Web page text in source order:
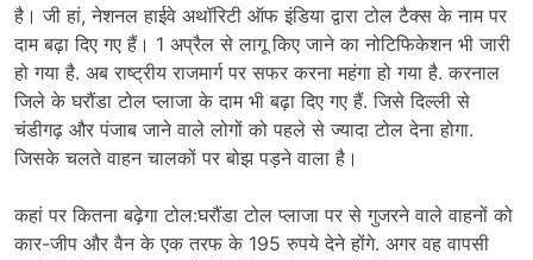
है। जी हां, नेशनल हाईवे अथॉरिटी ऑफ इंडिया द्वारा टोल टैक्स के नाम पर
दाम बढ़ा दिए गए हैं। 1 अप्रैल से लागू किए जाने का नोटिफिकेशन भी जारी
हो गया है. अब राष्ट्रीय राजमार्ग पर सफर करना महंगा हो गया है. करनाल
जिले के घरौंडा टोल प्लाजा के दाम भी बढ़ा दिए गए हैं. जिसे दिल्ली से
चंडीगढ़ और पंजाब जाने वाले लोगों को पहले से ज्यादा टोल देना होगा.
जिसके चलते वाहन चालकों पर बोझ पड़ने वाला है।
कहां पर कितना बढ़ेगा टोल:घरौंडा टोल प्लाजा पर से गुजरने वाले वाहनों को
कार-जीप और वैन के एक तरफ के 195 रुपये देने होंगे. अगर वह वापसी